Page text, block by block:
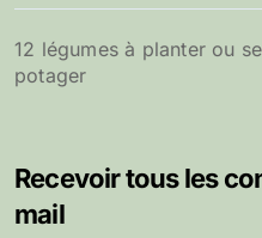
12 légumes à planter ou
potager
Recevoir tous les
mail